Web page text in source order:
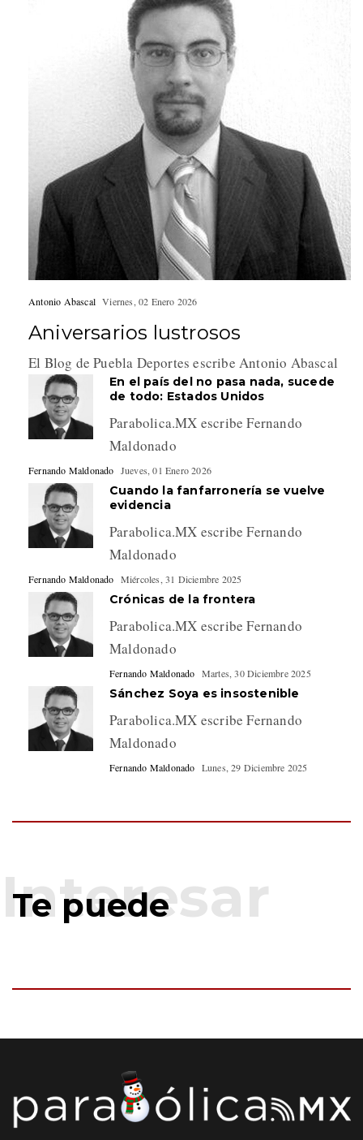
Antonio Abascal Viernes, 02 Enero 2026
Aniversarios lustrosos
El Blog de Puebla Deportes escribe Antonio Abascal
En el país del no pasa nada, sucede
de todo: Estados Unidos
Parabolica.MX escribe Fernando
Maldonado
Fernando Maldonado Jueves, 01 Enero 2026
Cuando la fanfarronería se vuelve
evidencia
Parabolica.MX escribe Fernando
Maldonado
Fernando Maldonado Miércoles, 31 Diciembre 2025
Crónicas de la frontera
Parabolica.MX escribe Fernando
Maldonado
Fernando Maldonado Martes, 30 Diciembre 2025
Sánchez Soya es insostenible
Parabolica.MX escribe Fernando
Maldonado
Fernando Maldonado Lunes, 29 Diciembre 2025
Te puede